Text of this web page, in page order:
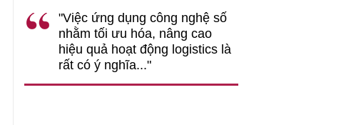
"Việc ứng dụng công nghệ số
nhằm tối ưu hóa, nâng cao
hiệu quả hoạt động logistics là
rất có ý nghĩa..."
triển..."